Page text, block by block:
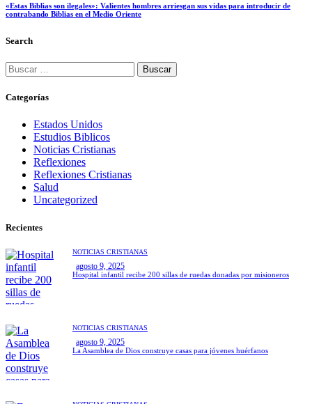
«Estas Biblias son ilegales»: Valientes hombres arriesgan sus vidas para introducir de
contrabando Biblias en el Medio Oriente
Search
Buscar:
Categorías
Estados Unidos
Estudios Biblicos
Noticias Cristianas
Reflexiones
Reflexiones Cristianas
Salud
Uncategorized
Recientes
NOTICIAS CRISTIANAS
agosto 9, 2025
Hospital infantil recibe 200 sillas de ruedas donadas por misioneros
NOTICIAS CRISTIANAS
agosto 9, 2025
La Asamblea de Dios construye casas para jóvenes huérfanos